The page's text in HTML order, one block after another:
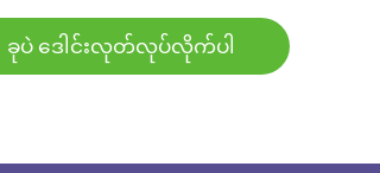
ခုပဲ ဒေါင်းလုတ်လုပ်လိုက်ပါ